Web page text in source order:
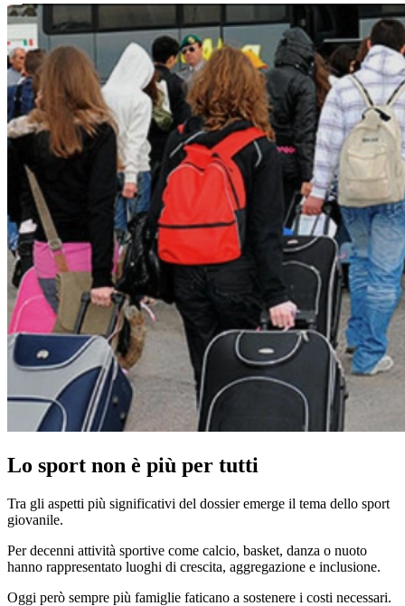
Lo sport non è più per tutti
Tra gli aspetti più significativi del dossier emerge il tema dello sport
giovanile.
Per decenni attività sportive come calcio, basket, danza o nuoto
hanno rappresentato luoghi di crescita, aggregazione e inclusione.
Oggi però sempre più famiglie faticano a sostenere i costi necessari.